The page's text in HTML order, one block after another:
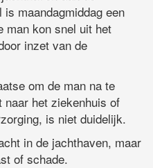
maandagmiddag een
man kon snel uit het
inzet van de
om de man na te
het ziekenhuis of
is niet duidelijk.
in de jachthaven, maar
of schade.